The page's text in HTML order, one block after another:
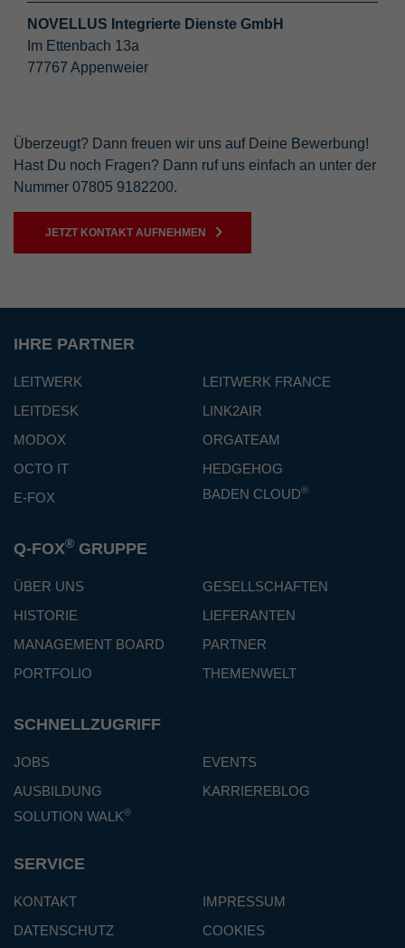
NOVELLUS Integrierte Dienste GmbH
Im Ettenbach 13a
77767 Appenweier
Überzeugt? Dann freuen wir uns auf Deine Bewerbung!
Hast Du noch Fragen? Dann ruf uns einfach an unter der
Nummer 07805 9182200.
JETZT KONTAKT AUFNEHMEN
IHRE PARTNER
LEITWERK
LEITWERK FRANCE
LEITDESK
LINK2AIR
MODOX
ORGATEAM
OCTO IT
HEDGEHOG
E-FOX
BADEN CLOUD®
Q-FOX® GRUPPE
ÜBER UNS
GESELLSCHAFTEN
HISTORIE
LIEFERANTEN
MANAGEMENT BOARD
PARTNER
PORTFOLIO
THEMENWELT
SCHNELLZUGRIFF
JOBS
EVENTS
AUSBILDUNG
KARRIEREBLOG
SOLUTION WALK®
SERVICE
KONTAKT
IMPRESSUM
DATENSCHUTZ
COOKIES